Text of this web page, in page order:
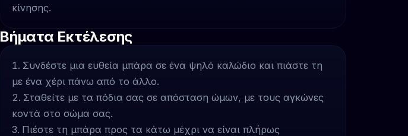
κίνησης.
Βήματα Εκτέλεσης
Συνδέστε μια ευθεία μπάρα σε ένα ψηλό καλώδιο και πιάστε τη
με ένα χέρι πάνω από το άλλο.
Σταθείτε με τα πόδια σας σε απόσταση ώμων, με τους αγκώνες
κοντά στο σώμα σας.
Πιέστε τη μπάρα προς τα κάτω μέχρι να είναι πλήρως